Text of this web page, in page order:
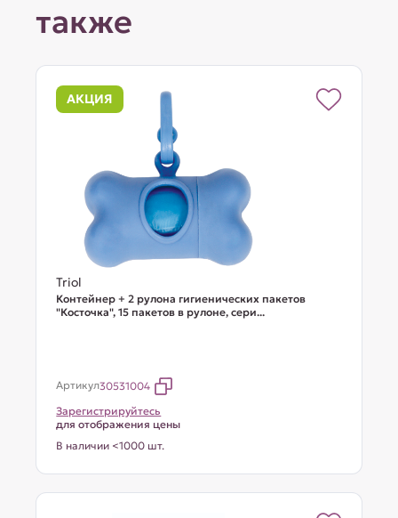
также
АКЦИЯ
Triol
Контейнер + 2 рулона гигиенических пакетов
"Косточка", 15 пакетов в рулоне, сери...
Артикул30531004
Зарегистрируйтесь
для отображения цены
В наличии <1000 шт.